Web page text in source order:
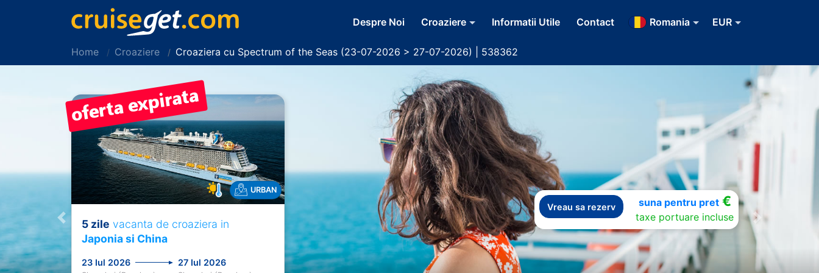
Despre Noi Croaziere Informatii Utile Contact Romania EUR
Home Croaziere Croaziera cu Spectrum of the Seas (23-07-2026 > 27-07-2026) | 538362
Vreau sa rezerv suna pentru pret€
taxe portuare incluse
Previous Next
URBAN
5 zile vacanta de croaziera in
Japonia si China
23 Iul 2026 27 Iul 2026